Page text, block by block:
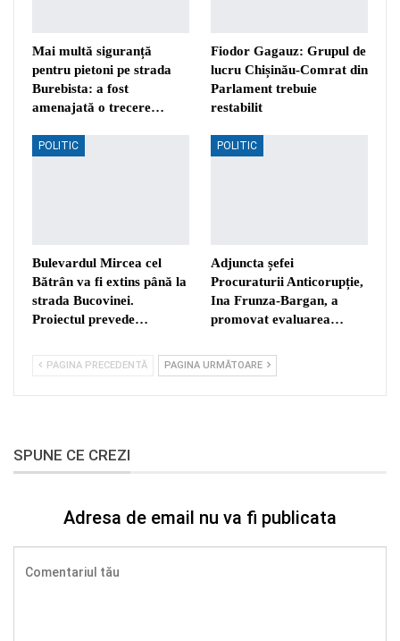
Mai multă siguranță
pentru pietoni pe strada
Burebista: a fost
amenajată o trecere…
Fiodor Gagauz: Grupul de
lucru Chișinău-Comrat din
Parlament trebuie
restabilit
POLITIC
Bulevardul Mircea cel
Bătrân va fi extins până la
strada Bucovinei.
Proiectul prevede…
POLITIC
Adjuncta șefei
Procuraturii Anticorupție,
Ina Frunza-Bargan, a
promovat evaluarea…
PAGINA PRECEDENTĂ PAGINA URMĂTOARE
SPUNE CE CREZI
Adresa de email nu va fi publicata